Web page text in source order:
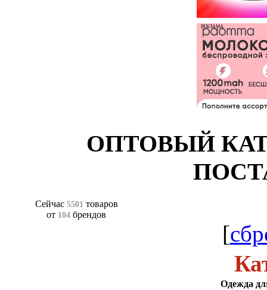
РЕКЛАМА
ОПТОВЫЙ
Сейчас 5501 товаров
от 104 брендов
[
Одежда